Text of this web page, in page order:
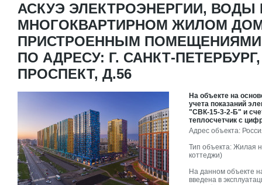
АСКУЭ ЭЛЕКТРОЭНЕРГИИ, ВОДЫ
МНОГОКВАРТИРНОМ ЖИЛОМ
ПРИСТРОЕННЫМ
ПО АДРЕСУ: Г. САНКТ-
ПРОСПЕКТ, Д.56
На объекте на
учета показаний
"СВК-15-3-2-Б" и
теплосчетчик c
Адрес объекта:
Тип объекта: Жилая
коттеджи)
На данном объекте
введена в